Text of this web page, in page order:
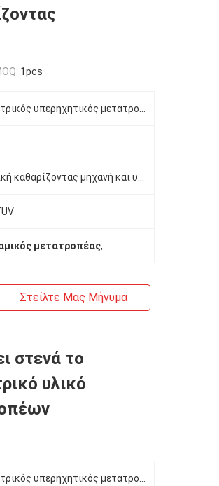
1pcs
μετατροπέας,
Στείλτε Μας Μήνυμα
στενά το
υλικό